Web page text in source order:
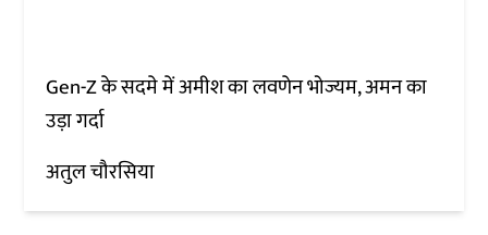
Gen-Z के सदमे में अमीश का लवणेन भोज्यम, अमन का
उड़ा गर्दा
अतुल चौरसिया